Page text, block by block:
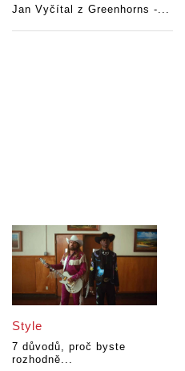
Jan Vyčítal z Greenhorns -...
Style
7 důvodů, proč byste
rozhodně...